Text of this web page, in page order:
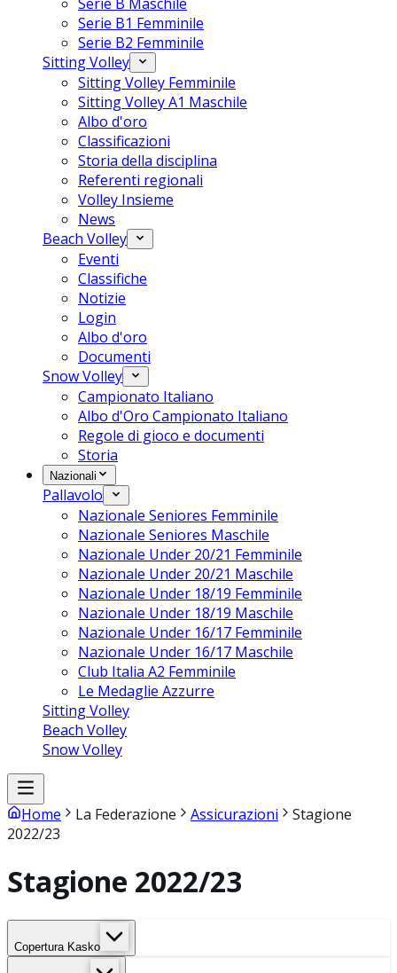
Serie B1 Femminile
Serie B2 Femminile
Sitting Volley
Sitting Volley Femminile
Sitting Volley A1 Maschile
Albo d'oro
Classificazioni
Storia della disciplina
Referenti regionali
Volley Insieme
News
Beach Volley
Eventi
Classifiche
Notizie
Login
Albo d'oro
Documenti
Snow Volley
Campionato Italiano
Albo d'Oro Campionato Italiano
Regole di gioco e documenti
Storia
Nazionali
Pallavolo
Nazionale Seniores Femminile
Nazionale Seniores Maschile
Nazionale Under 20/21 Femminile
Nazionale Under 20/21 Maschile
Nazionale Under 18/19 Femminile
Nazionale Under 18/19 Maschile
Nazionale Under 16/17 Femminile
Nazionale Under 16/17 Maschile
Club Italia A2 Femminile
Le Medaglie Azzurre
Sitting Volley
Beach Volley
Snow Volley
Home La Federazione Assicurazioni
Stagione
2022/23
Stagione 2022/23
Copertura Kasko